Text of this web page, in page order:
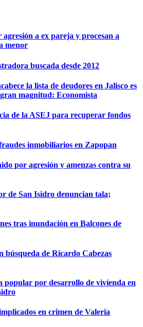
agresión a ex pareja y procesan a
menor
buscada desde 2012
la lista de deudores en Jalisco es
magnitud: Economista
de la ASEJ para recuperar fondos
inmobiliarios en Zapopan
por agresión y amenzas contra su
de San Isidro denuncian tala;
tras inundación en Balcones de
búsqueda de Ricardo Cabezas
popular por desarrollo de vivienda en
en crimen de Valeria